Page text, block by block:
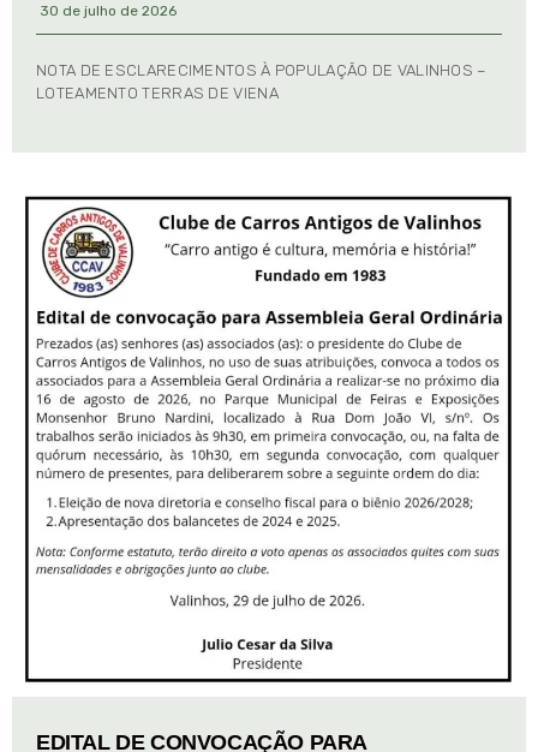
30 de julho de 2026
NOTA DE ESCLARECIMENTOS À POPULAÇÃO DE VALINHOS –
LOTEAMENTO TERRAS DE VIENA
EDITAL DE CONVOCAÇÃO PARA